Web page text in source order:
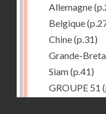
Allemagne
Belgique
Chine(p.31)
Grande-
Siam(p.41)
GROUPE 51